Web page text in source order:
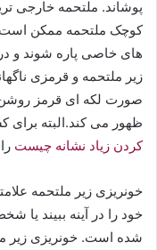
پوشاند. ملتحمه خارجی
کوچک ملتحمه ممکن است
های خاصی پاره شوند و
زیر ملتحمه و قرمزی
صورت لکه ای قرمز
ظهور می کند.البته برای
کردن زیاد نشانه چیست
خونریزی زیر ملتحمه
خود را در آینه ببیند
شده است. خونریزی زیر